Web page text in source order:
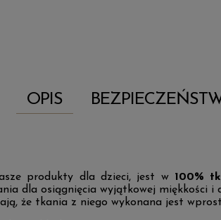
OPIS
produkty dla dzieci, jest w 100%
dla osiągnięcia wyjątkowej miękkości i
że tkania z niego wykonana jest